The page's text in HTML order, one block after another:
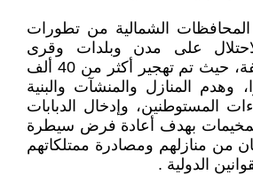
الشمالية من تطورات
على مدن وبلدات وقرى
ومخيمات شمال الضفة، حيث تم تهجير أكثر من 40 ألف
وهدم المنازل والمنشآت والبنية
المستوطنين، وإدخال الدبابات
بهدف أعادة فرض سيطرة
من منازلهم ومصادرة ممتلكاتهم
الدولية .